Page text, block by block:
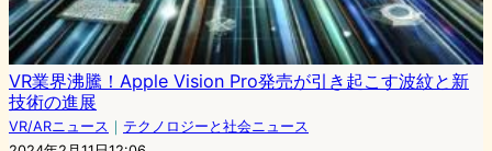
VR業界沸騰！Apple Vision Pro発売が引き起こす波紋と新
技術の進展
VR/ARニュース ｜ テクノロジーと社会ニュース